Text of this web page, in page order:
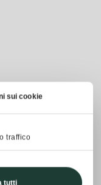
sui cookie
traffico
tutti